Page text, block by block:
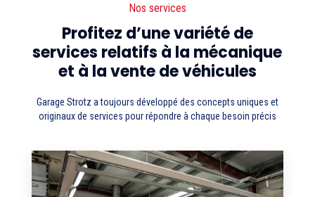
Nos services
Profitez d’une variété de
services relatifs à la mécanique
et à la vente de véhicules
Garage Strotz a toujours développé des concepts uniques et
originaux de services pour répondre à chaque besoin précis